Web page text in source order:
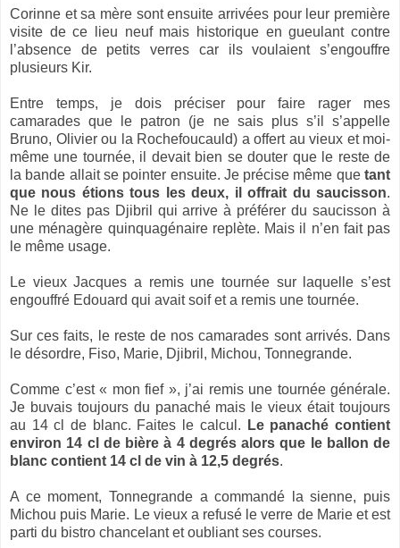
Corinne et sa mère sont ensuite arrivées pour leur première
visite de ce lieu neuf mais historique en gueulant contre
l’absence de petits verres car ils voulaient s’engouffre
plusieurs Kir.
Entre temps, je dois préciser pour faire rager mes
camarades que le patron (je ne sais plus s’il s’appelle
Bruno, Olivier ou la Rochefoucauld) a offert au vieux et moi-
même une tournée, il devait bien se douter que le reste de
la bande allait se pointer ensuite. Je précise même que tant
que nous étions tous les deux, il offrait du saucisson.
Ne le dites pas Djibril qui arrive à préférer du saucisson à
une ménagère quinquagénaire replète. Mais il n’en fait pas
le même usage.
Le vieux Jacques a remis une tournée sur laquelle s’est
engouffré Edouard qui avait soif et a remis une tournée.
Sur ces faits, le reste de nos camarades sont arrivés. Dans
le désordre, Fiso, Marie, Djibril, Michou, Tonnegrande.
Comme c’est « mon fief », j’ai remis une tournée générale.
Je buvais toujours du panaché mais le vieux était toujours
au 14 cl de blanc. Faites le calcul.
Le panaché contient
environ 14 cl de bière à 4 degrés alors que le ballon de
blanc contient 14 cl de vin à 12,5 degrés.
A ce moment, Tonnegrande a commandé la sienne, puis
Michou puis Marie. Le vieux a refusé le verre de Marie et est
parti du bistro chancelant et oubliant ses courses.